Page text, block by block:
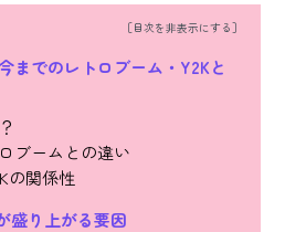
までのレトロブーム・Y2Kと
ブームとの違い
の関係性
盛り上がる要因